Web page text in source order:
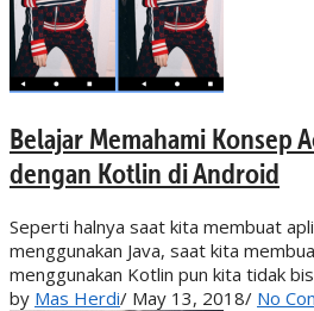
Belajar Memahami Konsep
dengan Kotlin di Android
Seperti halnya saat kita membuat
menggunakan Java, saat kita
menggunakan Kotlin pun kita tidak
by Mas Herdi/ May 13, 2018/ No